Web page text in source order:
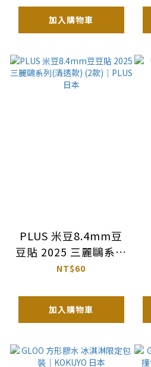
加入購物車
PLUS 米豆8.4mm豆
豆貼 2025 三麗鷗系列
(清透款) (2款)｜PLUSNT$60
加入購物車